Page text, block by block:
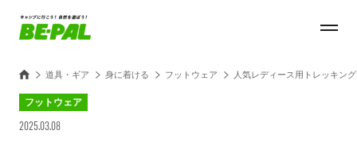
道具・ギア 身に着ける フットウェア 人気レディース用トレッキン
フットウェア
2025.03.08